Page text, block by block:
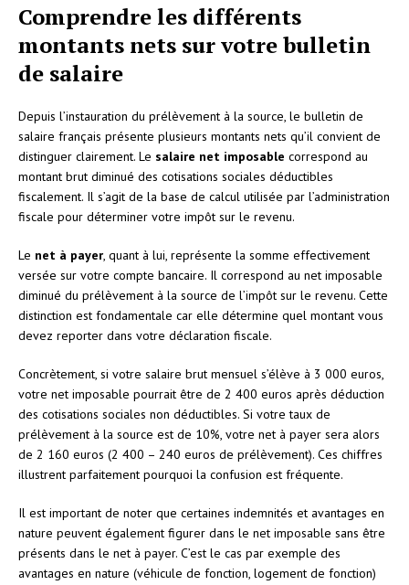
Comprendre les différents
montants nets sur votre bulletin
de salaire
Depuis l’instauration du prélèvement à la source, le bulletin de
salaire français présente plusieurs montants nets qu’il convient de
distinguer clairement. Le salaire net imposable correspond au
montant brut diminué des cotisations sociales déductibles
fiscalement. Il s’agit de la base de calcul utilisée par l’administration
fiscale pour déterminer votre impôt sur le revenu.
Le net à payer, quant à lui, représente la somme effectivement
versée sur votre compte bancaire. Il correspond au net imposable
diminué du prélèvement à la source de l’impôt sur le revenu. Cette
distinction est fondamentale car elle détermine quel montant vous
devez reporter dans votre déclaration fiscale.
Concrètement, si votre salaire brut mensuel s’élève à 3 000 euros,
votre net imposable pourrait être de 2 400 euros après déduction
des cotisations sociales non déductibles. Si votre taux de
prélèvement à la source est de 10%, votre net à payer sera alors
de 2 160 euros (2 400 – 240 euros de prélèvement). Ces chiffres
illustrent parfaitement pourquoi la confusion est fréquente.
Il est important de noter que certaines indemnités et avantages en
nature peuvent également figurer dans le net imposable sans être
présents dans le net à payer. C’est le cas par exemple des
avantages en nature (véhicule de fonction, logement de fonction)